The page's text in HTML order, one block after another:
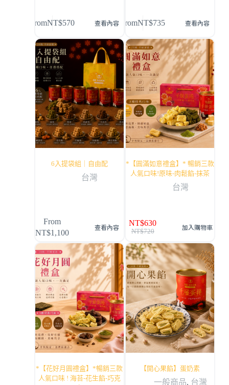
FromNT$570 查看內容 FromNT$735 查看內容
6入提袋組｜自由配
台灣
From
NT$1,100
查看內容
*【圓滿如意禮盒】* 暢銷三款
人氣口味!原味-肉鬆餡-抹茶
台灣
NT$720
NT$630 加入購物車
*【花好月圓禮盒】*暢銷三款
人氣口味 ! 海苔-花生餡-巧克
【開心果餡】蛋奶素
一般商品, 台灣